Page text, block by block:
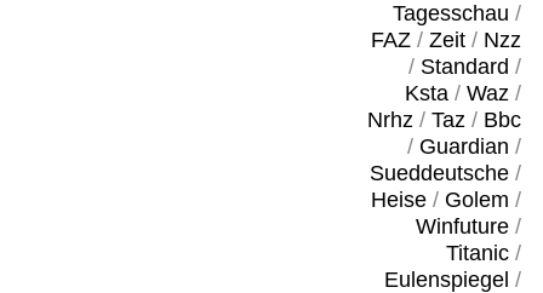
Tagesschau /
FAZ/ Zeit/ Nzz
/ Standard /
Ksta/ Waz/
Nrhz/ Taz/ Bbc
/ Guardian /
Sueddeutsche/
Heise/ Golem /
Winfuture/
Titanic/
Eulenspiegel /